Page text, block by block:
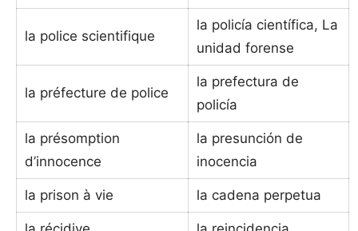
la police scientifique
la policía científica, La
unidad forense
la préfecture de police
la prefectura de
policía
la présomption
d’innocence
la presunción de
inocencia
la prison à vie la cadena perpetua